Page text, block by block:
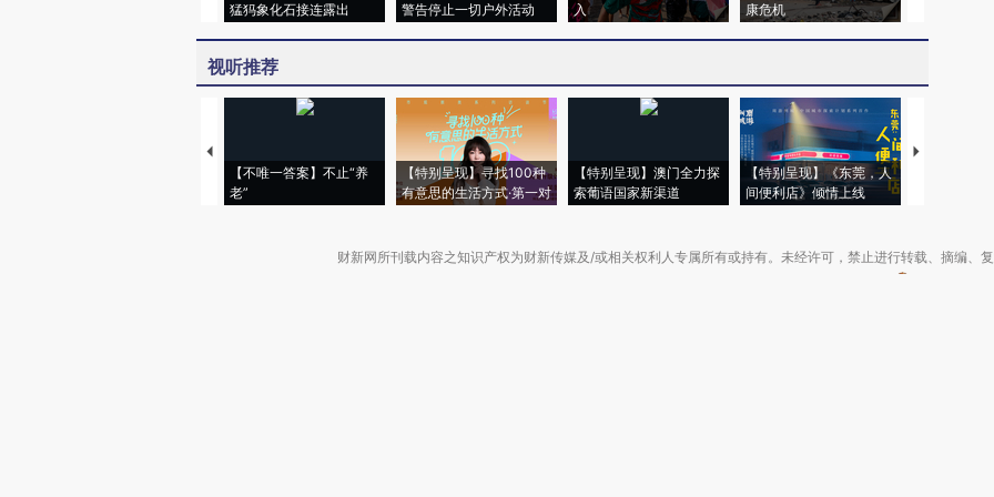
猛犸象化石接连露出
警告停止一切户外活动
入
康危机
视听推荐
【不唯一答案】不止“养
老”
【特别呈现】寻找100种
有意思的生活方式·第一对
【特别呈现】澳门全力探
索葡语国家新渠道
【特别呈现】《东莞，人
间便利店》倾情上线
【推广】走
财新网所刊载内容之知识产权为财新传媒及/或相关权利人专属所有或持有。未经许可，禁止进行转载、摘编、复